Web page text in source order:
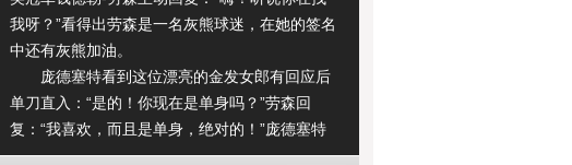
我呀？”看得出劳森是一名灰熊球迷，在她的签名
中还有灰熊加油。
庞德塞特看到这位漂亮的金发女郎有回应后
单刀直入：“是的！你现在是单身吗？”劳森回
复：“我喜欢，而且是单身，绝对的！”庞德塞特
看到有戏，马上回复：“哦，绝对单身？我也